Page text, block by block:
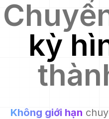
kỳ
Không giới hạn